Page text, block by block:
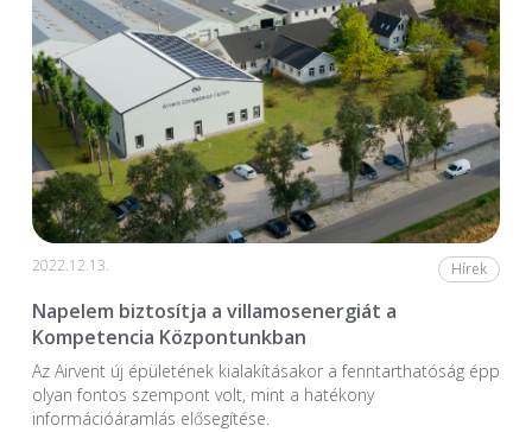
2022.12.13. Hírek
Napelem biztosítja a villamosenergiát a
Kompetencia Központunkban
Az Airvent új épületének kialakításakor a fenntarthatóság épp
olyan fontos szempont volt, mint a hatékony
információáramlás elősegítése.